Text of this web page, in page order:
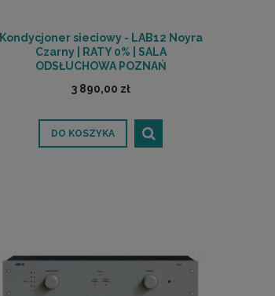
Kondycjoner sieciowy - LAB12 Noyra
Czarny | RATY 0% | SALA
ODSŁUCHOWA POZNAŃ
3 890,00 zł
DO KOSZYKA